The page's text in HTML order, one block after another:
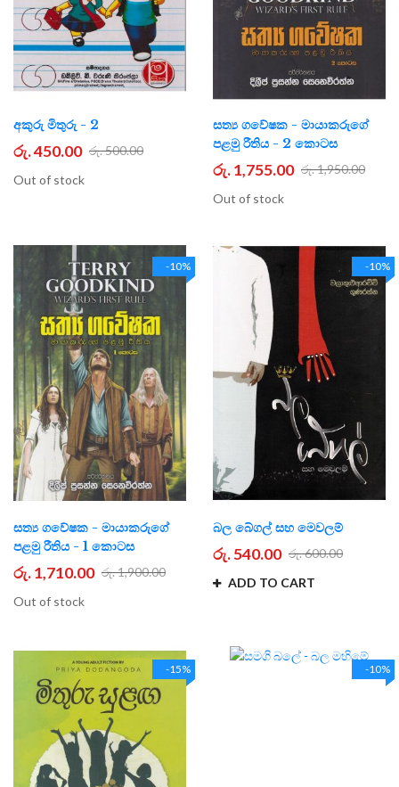
අකුරු මිතුරු - 2
රු. 450.00 රු. 500.00
Out of stock
සත්‍ය ගවේෂක - මායාකරුගේ
පළමු රීතිය - 2 කොටස
රු. 1,755.00 රු. 1,950.00
Out of stock
-10%
සත්‍ය ගවේෂක - මායාකරුගේ
පළමු රීතිය - 1 කොටස
රු. 1,710.00 රු. 1,900.00
Out of stock
-10%
බල බේගල් සහ මෙවලම්
රු. 540.00 රු. 600.00
ADD TO CART
-15% -10%